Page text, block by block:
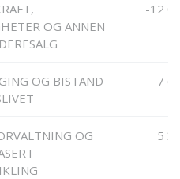
OG ANNEN
-12
OG BISTAND
7
OG
5